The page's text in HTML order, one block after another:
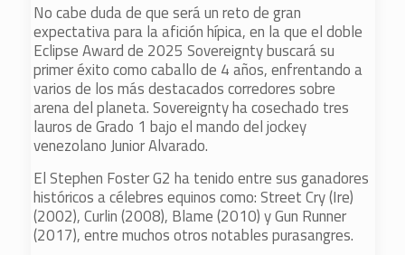
No cabe duda de que será un reto de gran
expectativa para la afición hípica, en la que el doble
Eclipse Award de 2025 Sovereignty buscará su
primer éxito como caballo de 4 años, enfrentando a
varios de los más destacados corredores sobre
arena del planeta. Sovereignty ha cosechado tres
lauros de Grado 1 bajo el mando del jockey
venezolano Junior Alvarado.
El Stephen Foster G2 ha tenido entre sus ganadores
históricos a célebres equinos como: Street Cry (Ire)
(2002), Curlin (2008), Blame (2010) y Gun Runner
(2017), entre muchos otros notables purasangres.